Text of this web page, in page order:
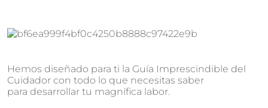
Hemos diseñado para ti la Guía Imprescindible del
Cuidador con todo lo que necesitas saber
para desarrollar tu magnífica labor.